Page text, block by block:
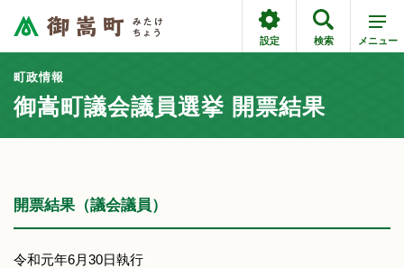
設定 検索 メニュー
町政情報
御嵩町議会議員選挙 開票結果
開票結果（議会議員）
令和元年6月30日執行